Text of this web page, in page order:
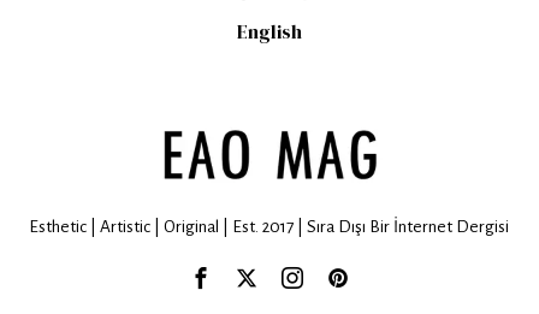
English
Esthetic | Artistic | Original | Est. 2017 | Sıra Dışı Bir İnternet Dergisi